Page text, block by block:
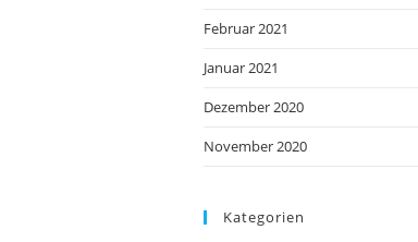
Februar 2021
Januar 2021
Dezember 2020
November 2020
Kategorien